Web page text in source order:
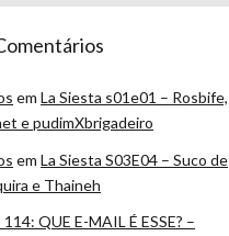
emLa Siesta s01e01 – Rosbife,
e pudimXbrigadeiro
emLa Siesta S03E04 – Suco de
e Thaineh
QUE E-MAIL É ESSE? –